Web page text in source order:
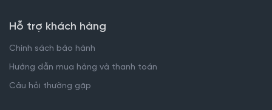
Hỗ trợ khách hàng
Chính sách bảo hành
Hướng dẫn mua hàng và thanh toán
Câu hỏi thường gặp